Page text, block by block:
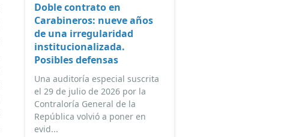
Doble contrato en
Carabineros: nueve años
de una irregularidad
institucionalizada.
Posibles defensas
Una auditoría especial suscrita
el 29 de julio de 2026 por la
Contraloría General de la
República volvió a poner en
evid...